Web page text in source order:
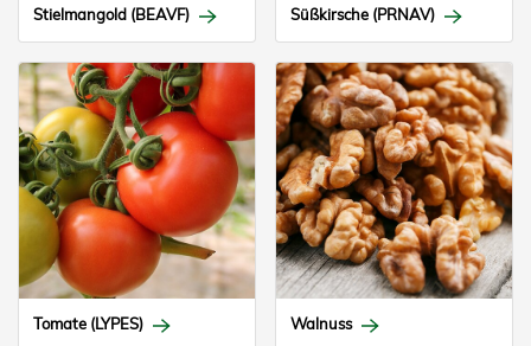
Stielmangold (BEAVF) Süßkirsche (PRNAV)
Tomate (LYPES) Walnuss